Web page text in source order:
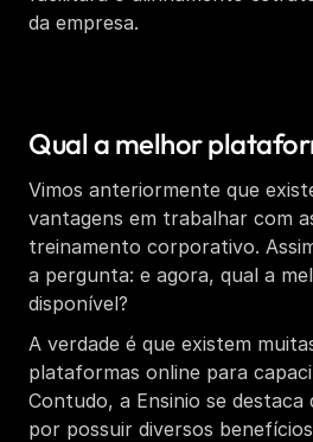
da empresa.
Qual a melhor
Vimos anteriormente que
vantagens em trabalhar com
treinamento corporativo.
a pergunta: e agora, qual a
disponível?
A verdade é que existem
plataformas online para
Contudo, a Ensinio se
por possuir diversos